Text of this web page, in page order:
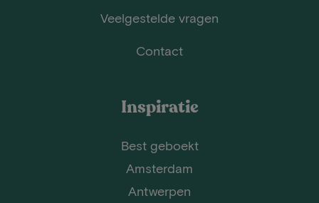
Veelgestelde vragen
Contact
Inspiratie
Best geboekt
Amsterdam
Antwerpen